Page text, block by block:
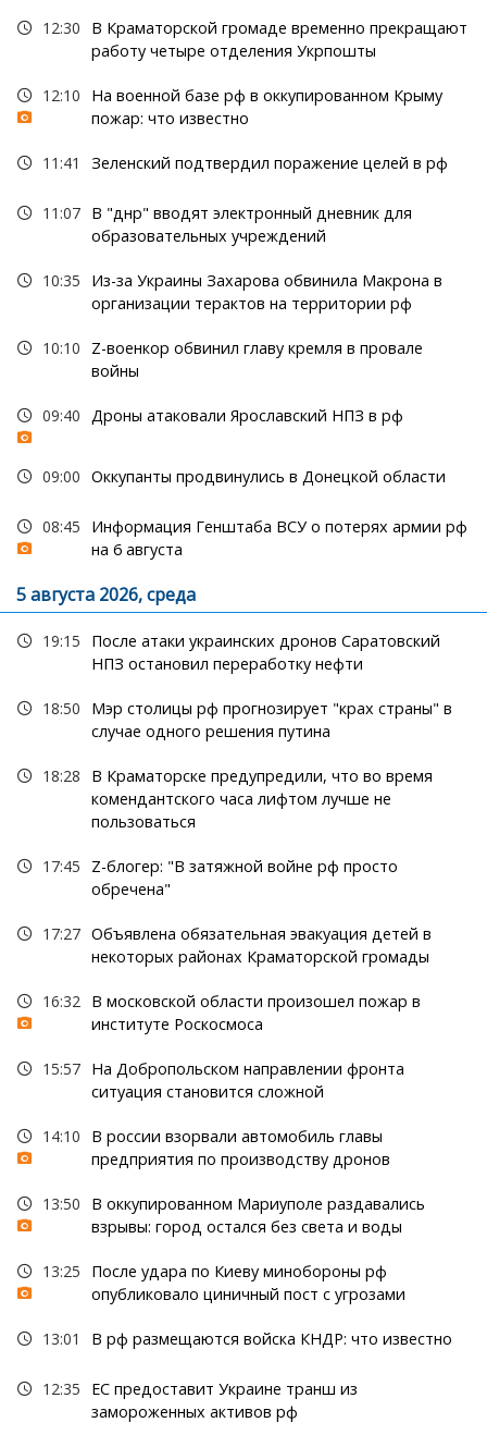
12:30
В Краматорской громаде временно прекращают
работу четыре отделения Укрпошты
12:10
На военной базе рф в оккупированном Крыму
пожар: что известно
11:41 Зеленский подтвердил поражение целей в рф
11:07 В "днр" вводят электронный дневник для
образовательных учреждений
10:35
Из-за Украины Захарова обвинила Макрона в
организации терактов на территории рф
10:10
Z-военкор обвинил главу кремля в провале
войны
09:40 Дроны атаковали Ярославский НПЗ в рф
09:00 Оккупанты продвинулись в Донецкой области
08:45
Информация Генштаба ВСУ о потерях армии рф
на 6 августа
5 августа 2026, среда
19:15
После атаки украинских дронов Саратовский
НПЗ остановил переработку нефти
18:50
Мэр столицы рф прогнозирует "крах страны" в
случае одного решения путина
18:28
В Краматорске предупредили, что во время
комендантского часа лифтом лучше не
пользоваться
17:45
Z-блогер: "В затяжной войне рф просто
обречена"
17:27 Объявлена обязательная эвакуация детей в
некоторых районах Краматорской громады
16:32 В московской области произошел пожар в
институте Роскосмоса
15:57 На Добропольском направлении фронта
ситуация становится сложной
14:10
В россии взорвали автомобиль главы
предприятия по производству дронов
13:50
В оккупированном Мариуполе раздавались
взрывы: город остался без света и воды
13:25
После удара по Киеву минобороны рф
опубликовало циничный пост с угрозами
13:01 В рф размещаются войска КНДР: что известно
12:35
ЕС предоставит Украине транш из
замороженных активов рф